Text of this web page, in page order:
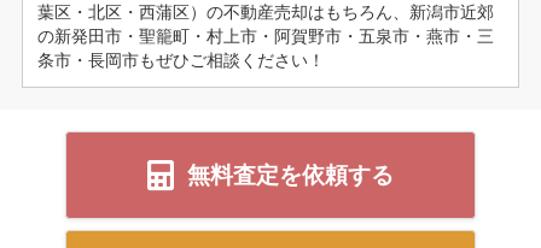
葉区・北区・西蒲区）の不動産売却はもちろん、新潟市近郊
の新発田市・聖籠町・村上市・阿賀野市・五泉市・燕市・三
条市・長岡市もぜひご相談ください！
無料査定を依頼する